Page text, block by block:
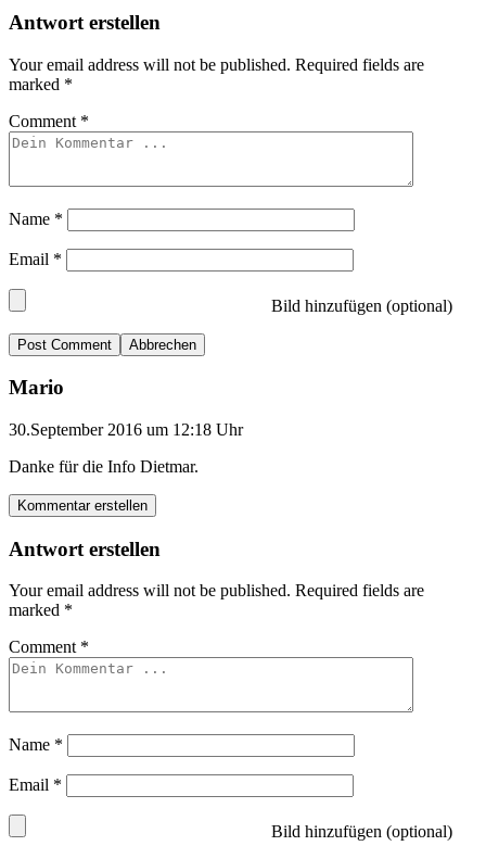
Antwort erstellen
Your email address will not be published. Required fields are
marked *
Comment *
Name *
Email *
Bild hinzufügen (optional)
Abbrechen
Mario
30.September 2016 um 12:18 Uhr
Danke für die Info Dietmar.
Kommentar erstellen
Antwort erstellen
Your email address will not be published. Required fields are
marked *
Comment *
Name *
Email *
Bild hinzufügen (optional)